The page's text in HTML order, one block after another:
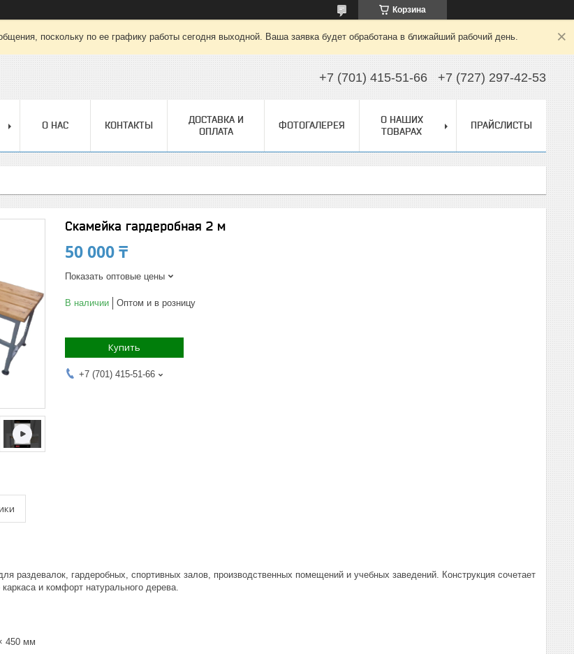
Корзина
поскольку по ее графику работы сегодня выходной. Ваша заявка будет обработана в ближайший рабочий день.
+7 (701) 415-51-66 +7 (727) 297-42-53
О НАС КОНТАКТЫ
ДОСТАВКА И
ОПЛАТА
ФОТОГАЛЕРЕЯ
О НАШИХ
ТОВАРАХ
ПРАЙСЛИСТЫ
Скамейка гардеробная 2 м
50 000 ₸
Показать оптовые цены
В наличии Оптом и в розницу
Купить
+7 (701) 415-51-66
раздевалок, гардеробных, спортивных залов, производственных помещений и учебных заведений. Конструкция сочетает
и комфорт натурального дерева.
450 мм